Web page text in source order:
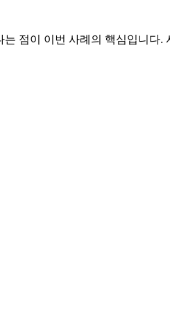
점이 이번 사례의 핵심입니다.